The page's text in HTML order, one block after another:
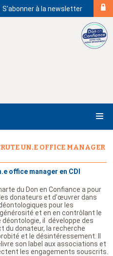
S'abonner à la newsletter
UN.E OFFICE MANAGER
office manager en CDI
du Don en Confiance a pour
donateurs et d’œuvrer dans
pour les
et en en contrôlant le
déontologie, il développe des
du donateur, la recherche
et le désintéressement. Il
son label aux associations et
les engagements souscrits.